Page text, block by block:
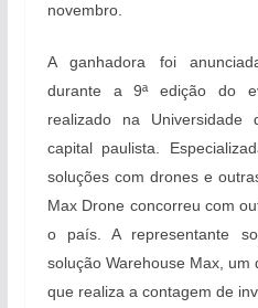
novembro.
A ganhadora foi
durante a 9ª edição do
realizado na
capital paulista.
soluções com drones e
Max Drone concorreu com
o país. A representante
solução Warehouse Max,
que realiza a contagem de